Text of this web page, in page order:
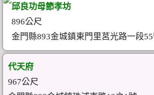
邱良功母節孝坊
896公尺
金門縣893金城鎮東門里莒光路一段
代天府
967公尺